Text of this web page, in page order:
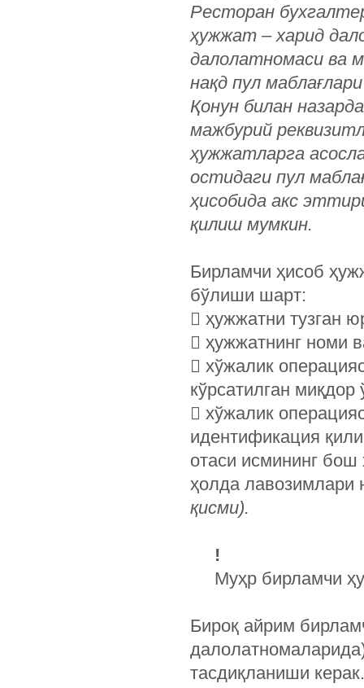
Ресторан
ҳужжат – харид
далолатномаси ва
нақд пул
Қонун билан
мажбурий
ҳужжатларга
остидаги пул
ҳисобида акс
қилиш мумкин.
Бирламчи ҳисоб
бўлиши шарт:
 ҳужжатни тузган
 ҳужжатнинг номи
 хўжалик
кўрсатилган
 хўжалик
идентификация
отаси исмининг бош
ҳолда
қисми).
!
Муҳр бирламчи
Бироқ айрим
тасдиқланиши